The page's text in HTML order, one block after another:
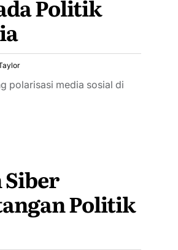
Politik
polarisasi media sosial di
Siber
Politik